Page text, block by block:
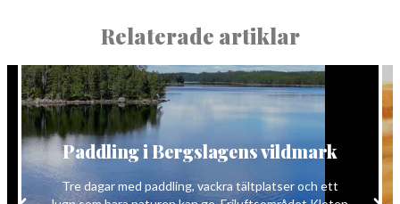
Relaterade artiklar
Paddling i Bergslagens vildmark
Tre dagar med paddling, vackra tältplatser och ett